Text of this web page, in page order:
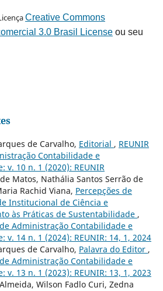
Creative Commons
3.0 Brasil Licenseou seu
de Carvalho, Editorial , REUNIR
Contabilidade e
v. 10 n. 1 (2020): REUNIR
Matos, Nathália Santos Serrão de
Rachid Viana, Percepções de
Institucional de Ciência e
às Práticas de Sustentabilidade ,
de Administração Contabilidade e
v. 14 n. 1 (2024): REUNIR: 14, 1, 2024
de Carvalho, Palavra do Editor ,
de Administração Contabilidade e
v. 13 n. 1 (2023): REUNIR: 13, 1, 2023
Wilson Fadlo Curi, Zedna